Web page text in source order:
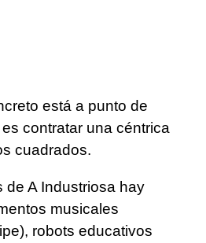
está a punto de
contratar una céntrica
cuadrados.
de A Industriosa hay
musicales
robots educativos